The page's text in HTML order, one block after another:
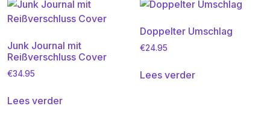
Junk Journal mit
Reißverschluss Cover
€34.95
Lees verder
Doppelter Umschlag
€24.95
Lees verder